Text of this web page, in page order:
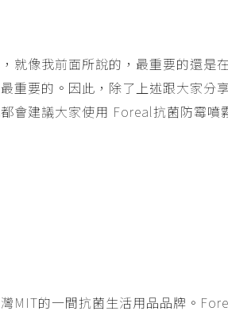
就像我前面所說的，最重要的還是
重要的。因此，除了上述跟大家分
會建議大家使用 Foreal抗菌防霉
MIT的一間抗菌生活用品品牌。